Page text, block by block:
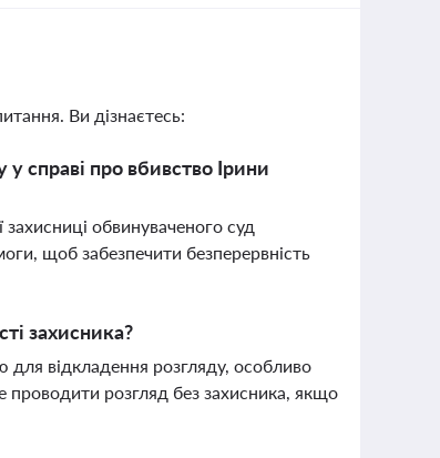
Ви дізнаєтесь:
справі про вбивство Ірини
обвинуваченого суд
щоб забезпечити безперервність
захисника?
відкладення розгляду, особливо
розгляд без захисника, якщо